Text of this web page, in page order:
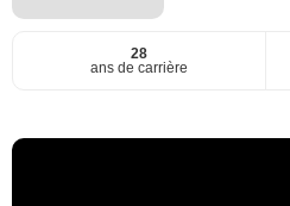
28
ans de carrière